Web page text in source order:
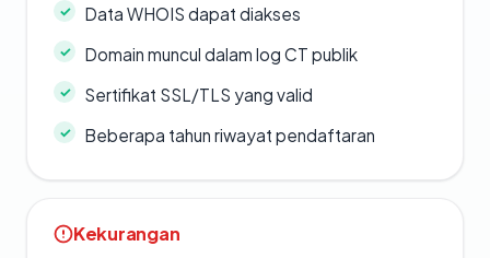
Data WHOIS dapat diakses
Domain muncul dalam log CT publik
Sertifikat SSL/TLS yang valid
Beberapa tahun riwayat pendaftaran
Kekurangan